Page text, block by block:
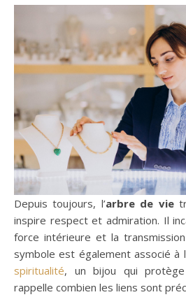
Depuis toujours, l’arbre de vie
inspire respect et admiration. Il
force intérieure et la
symbole est également associé à
spiritualité, un bijou qui
rappelle combien les liens sont